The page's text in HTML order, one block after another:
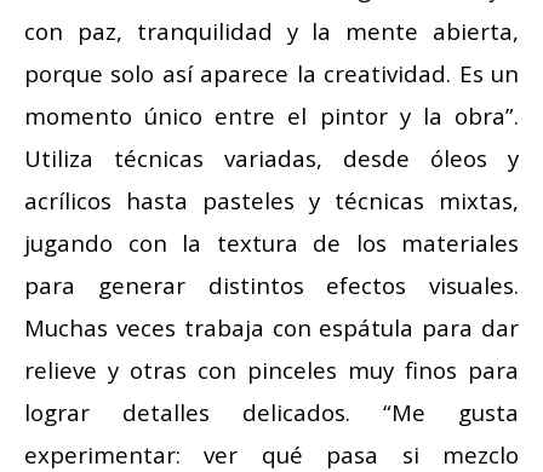
con paz, tranquilidad y la mente abierta,
porque solo así aparece la creatividad. Es un
momento único entre el pintor y la obra”.
Utiliza técnicas variadas, desde óleos y
acrílicos hasta pasteles y técnicas mixtas,
jugando con la textura de los materiales
para generar distintos efectos visuales.
Muchas veces trabaja con espátula para dar
relieve y otras con pinceles muy finos para
lograr detalles delicados. “Me gusta
experimentar: ver qué pasa si mezclo